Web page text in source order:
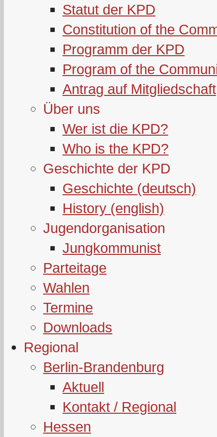
Statut der KPD
Constitution of the
Programm der KPD
Program of the
Antrag auf Mitgliedschaft
Über uns
Wer ist die KPD?
Who is the KPD?
Geschichte der KPD
Geschichte (deutsch)
History (english)
Jugendorganisation
Jungkommunist
Parteitage
Wahlen
Termine
Downloads
Regional
Berlin-Brandenburg
Aktuell
Kontakt / Regional
Hessen